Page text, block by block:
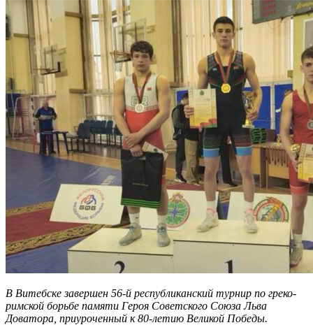
В Витебске завершен 56-й республиканский турнир по греко-
римской борьбе памяти Героя Советского Союза Льва
Доватора, приуроченный к 80-летию Великой Победы.